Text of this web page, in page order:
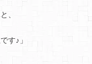
、
す♪」